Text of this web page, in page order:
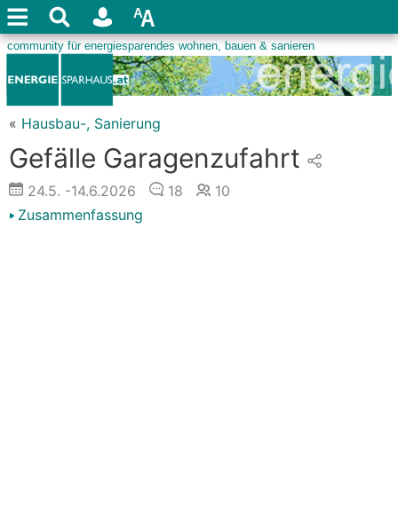
« Hausbau-, Sanierung
Gefälle Garagenzufahrt
24.5. -14.6.2026 18
10
Zusammenfassung